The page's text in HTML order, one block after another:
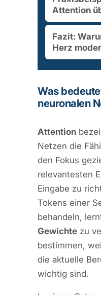
Attention
Fazit:
Herz
Was
neuronalen
Attention
Netzen die
den Fokus
relevantesten
Eingabe zu
Tokens einer
behandeln,
Gewichte zu
bestimmen,
die aktuelle
wichtig sind.